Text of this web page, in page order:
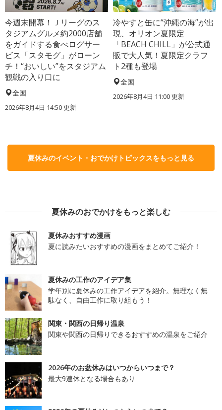
今週末開幕！Ｊリーグのス
タジアムグルメ約2000店舗
をガイドする食べログサー
ビス「スタモグ」がローン
チ！“おいしい”をスタジアム
観戦の入り口に
全国
2026年8月4日 14:50更新
冷やすと缶に“沖縄の海”が出
現、オリオン夏限定
「BEACH CHILL」が公式通
販で大人気！夏限定クラフ
ト2種も登場
全国
2026年8月4日 11:00更新
夏休みのイベント・おでかけトピックスをもっと見る
夏休みのおでかけをもっと楽しむ
夏休みおすすめ漫画
夏に読みたいおすすめの漫画をまとめてご紹介！
夏休みの工作のアイデア集
学年別に夏休みの工作アイデアを紹介。無理なく無
駄なく、自由工作に取り組もう！
関東・関西の日帰り温泉
関東や関西の日帰りできるおすすめの温泉をご紹介
2026年のお盆休みはいつからいつまで？
最大9連休となる場合もあり